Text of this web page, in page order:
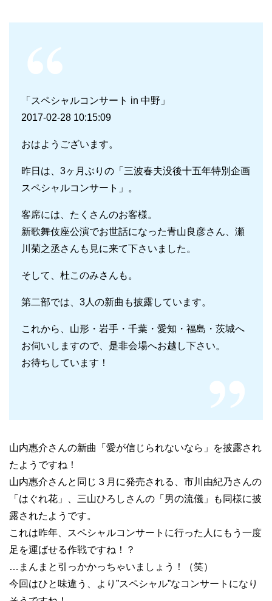
「スペシャルコンサート in 中野」
2017-02-28 10:15:09
おはようございます。
昨日は、3ヶ月ぶりの「三波春夫没後十五年特別企画
スペシャルコンサート」。
客席には、たくさんのお客様。
新歌舞伎座公演でお世話になった青山良彦さん、瀬
川菊之丞さんも見に来て下さいました。
そして、杜このみさんも。
第二部では、3人の新曲も披露しています。
これから、山形・岩手・千葉・愛知・福島・茨城へ
お伺いしますので、是非会場へお越し下さい。
お待ちしています！
山内惠介さんの新曲「愛が信じられないなら」を披露され
たようですね！
山内惠介さんと同じ３月に発売される、市川由紀乃さんの
「はぐれ花」、三山ひろしさんの「男の流儀」も同様に披
露されたようです。
これは昨年、スペシャルコンサートに行った人にもう一度
足を運ばせる作戦ですね！？
…まんまと引っかかっちゃいましょう！（笑）
今回はひと味違う、より”スペシャル”なコンサートになり